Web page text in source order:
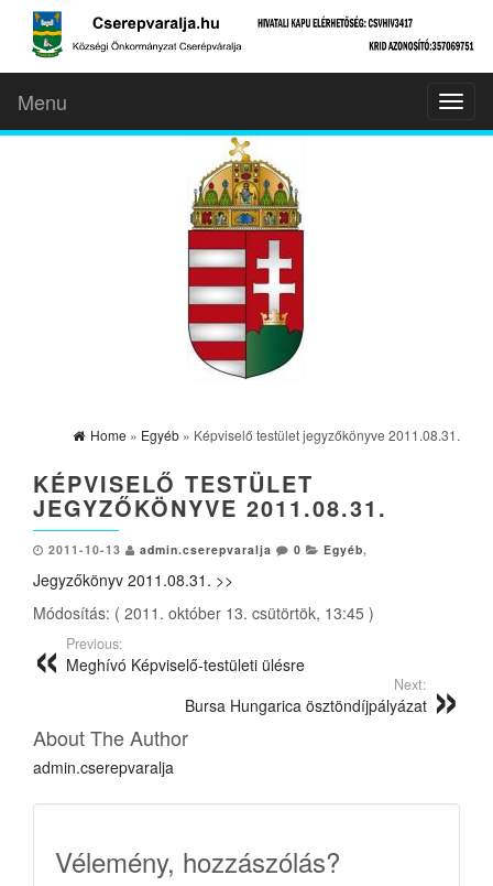
Menu
Home » Egyéb » Képviselő testület jegyzőkönyve 2011.08.31.
KÉPVISELŐ TESTÜLET
JEGYZŐKÖNYVE 2011.08.31.
2011-10-13 admin.cserepvaralja 0 Egyéb,
Jegyzőkönyv 2011.08.31. >>
Módosítás: ( 2011. október 13. csütörtök, 13:45 )
Previous:
Meghívó Képviselő-testületi ülésre
Next:
Bursa Hungarica ösztöndíjpályázat
About The Author
admin.cserepvaralja
Vélemény, hozzászólás?